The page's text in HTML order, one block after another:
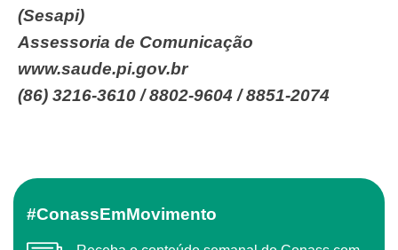
(Sesapi)
Assessoria de Comunicação
www.saude.pi.gov.br
(86) 3216-3610 / 8802-9604 / 8851-2074
#ConassEmMovimento